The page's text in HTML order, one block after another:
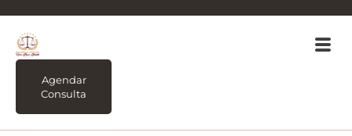
Agendar
Consulta